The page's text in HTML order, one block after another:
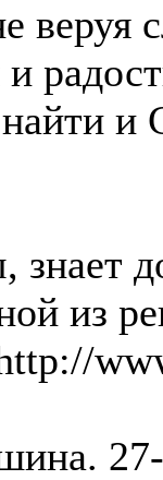
веруя
и
знает
из
27-